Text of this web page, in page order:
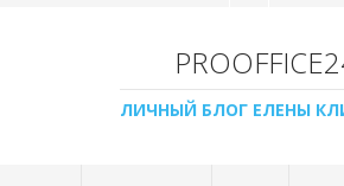
ЛИЧНЫЙ БЛОГ ЕЛЕНЫ